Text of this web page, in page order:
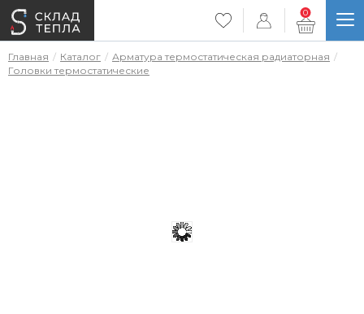
0
Главная Каталог
Арматура термостатическая радиаторная
Головки термостатические